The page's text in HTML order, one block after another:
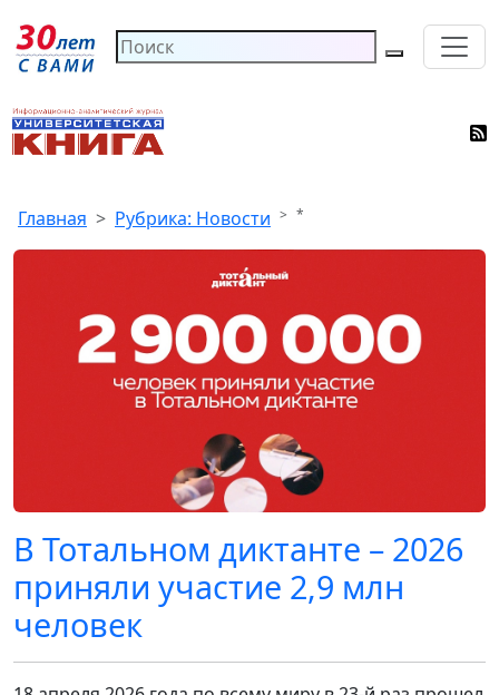
Главная Рубрика: Новости *
В Тотальном диктанте – 2026
приняли участие 2,9 млн
человек